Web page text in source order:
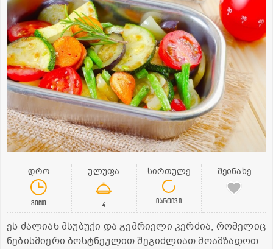
დრო
30წთ
ულუფა
4
სირთულე
მარტივი
შეინახე
ეს ძალიან მსუბუქი და გემრიელი კერძია, რომელიც
ნებისმიერი ბოსტნეულით შეგიძლიათ მოამზადოთ.